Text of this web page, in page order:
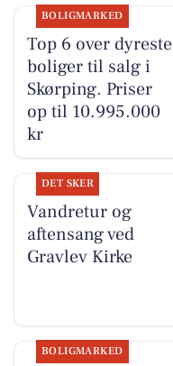
BOLIGMARKED
Top 6 over dyreste
boliger til salg i
Skørping. Priser
op til 10.995.000
kr
DET SKER
Vandretur og
aftensang ved
Gravlev Kirke
BOLIGMARKED